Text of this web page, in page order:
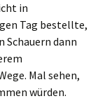
in
Tag bestellte,
Schauern dann
Mal sehen,
würden.